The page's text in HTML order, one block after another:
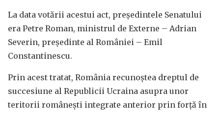
La data votării acestui act, președintele Senatului
era Petre Roman, ministrul de Externe – Adrian
Severin, președinte al României – Emil
Constantinescu.
Prin acest tratat, România recunoștea dreptul de
succesiune al Republicii Ucraina asupra unor
teritorii românești integrate anterior prin forță în